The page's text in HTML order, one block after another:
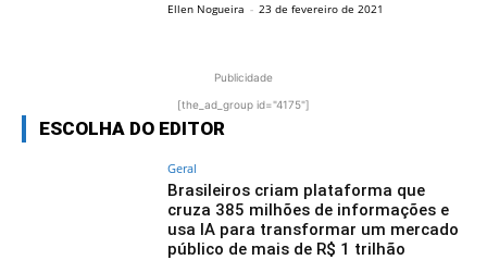
Ellen Nogueira - 23 de fevereiro de 2021
Publicidade
[the_ad_group id="4175"]
ESCOLHA DO EDITOR
Geral
Brasileiros criam plataforma que
cruza 385 milhões de informações e
usa IA para transformar um mercado
público de mais de R$ 1 trilhão